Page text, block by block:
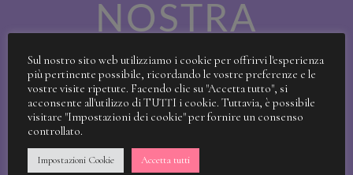
NOSTRA
SPORCIZIA!
STIAMO
LAVORANDO A
Sul nostro sito web utilizziamo i cookie per offrirvi l'esperienza
più pertinente possibile, ricordando le vostre preferenze e le
vostre visite ripetute. Facendo clic su "Accetta tutto", si
acconsente all'utilizzo di TUTTI i cookie. Tuttavia, è possibile
visitare "Impostazioni dei cookie" per fornire un consenso
controllato.
Impostazioni Cookie Accetta tutti